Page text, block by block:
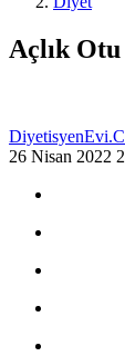
Açlık Otu
26 Nisan 2022